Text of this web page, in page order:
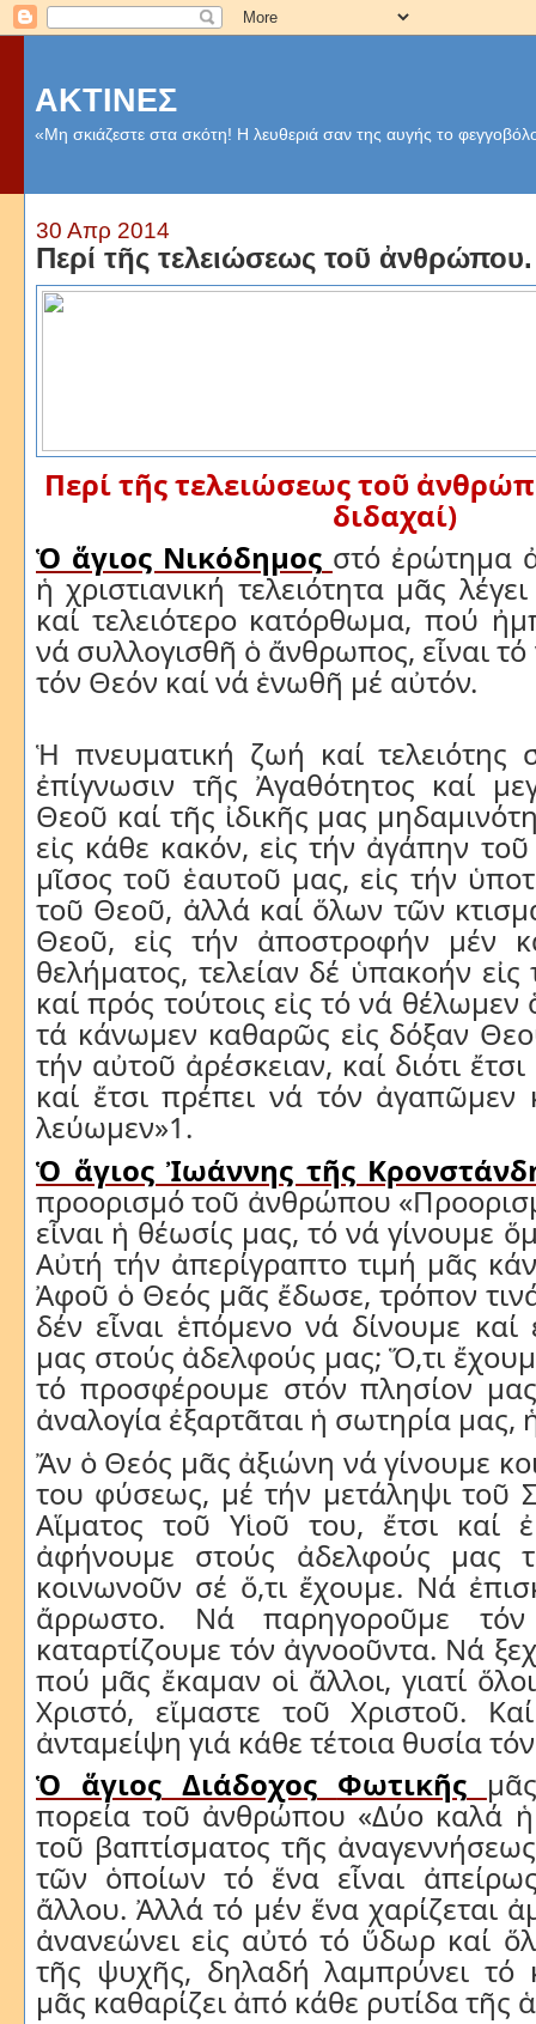
ΑΚΤΙΝΕΣ
«Μη σκιάζεστε στα σκότη! Η λευθεριά σαν της αυγής το
30 Απρ 2014
Περί τῆς τελειώσεως τοῦ ἀνθρώπου.
Περί τῆς τελειώσεως τοῦ
διδαχαί)
Ὁ ἅγιος Νικόδημος στό ἐρώτημα
ἡ χριστιανική τελειότητα μᾶς
καί τελειότερο κατόρθωμα, πού
νά συλλογισθῆ ὁ ἄνθρωπος, εἶναι
τόν Θεόν καί νά ἑνωθῆ μέ αὐτόν.
Ἡ πνευματική ζωή καί τελειότης
ἐπίγνωσιν τῆς Ἀγαθότητος καί
Θεοῦ καί τῆς ἰδικῆς μας
εἰς κάθε κακόν, εἰς τήν ἀγάπην τοῦ
μῖσος τοῦ ἑαυτοῦ μας, εἰς τήν
τοῦ Θεοῦ, ἀλλά καί ὅλων τῶν
Θεοῦ, εἰς τήν ἀποστροφήν μέν
θελήματος, τελείαν δέ ὑπακοήν εἰς
καί πρός τούτοις εἰς τό νά θέλωμεν
τά κάνωμεν καθαρῶς εἰς δόξαν
τήν αὐτοῦ ἀρέσκειαν, καί διότι ἔτσι
καί ἔτσι πρέπει νά τόν ἀγαπῶμεν
λεύωμεν»1.
Ὁ ἅγιος Ἰωάννης τῆς
προορισμό τοῦ ἀνθρώπου
εἶναι ἡ θέωσίς μας, τό νά γίνουμε
Αὐτή τήν ἀπερίγραπτο τιμή μᾶς
Ἀφοῦ ὁ Θεός μᾶς ἔδωσε, τρόπον
δέν εἶναι ἑπόμενο νά δίνουμε καί
μας στούς ἀδελφούς μας; Ὅ,τι
τό προσφέρουμε στόν πλησίον
ἀναλογία ἐξαρτᾶται ἡ σωτηρία
Ἄν ὁ Θεός μᾶς ἀξιώνη νά γίνουμε
του φύσεως, μέ τήν μετάληψι τοῦ
Αἵματος τοῦ Υἱοῦ του, ἔτσι καί
ἀφήνουμε στούς ἀδελφούς μας
κοινωνοῦν σέ ὅ,τι ἔχουμε. Νά
ἄρρωστο. Νά παρηγοροῦμε
καταρτίζουμε τόν ἀγνοοῦντα. Νά
πού μᾶς ἔκαμαν οἱ ἄλλοι, γιατί
Χριστό, εἴμαστε τοῦ Χριστοῦ.
ἀνταμείψη γιά κάθε τέτοια θυσία
Ὁ ἅγιος Διάδοχος Φωτικῆς μᾶς
πορεία τοῦ ἀνθρώπου «Δύο καλά ἡ
τοῦ βαπτίσματος τῆς ἀναγεννήσεως
τῶν ὁποίων τό ἕνα εἶναι
ἄλλου.Ἀλλά τό μέν ἕνα χαρίζεται
ἀνανεώνει εἰς αὐτό τό ὕδωρ καί
τῆς ψυχῆς, δηλαδή λαμπρύνει τό
μᾶς καθαρίζει ἀπό κάθε ρυτίδα τῆς